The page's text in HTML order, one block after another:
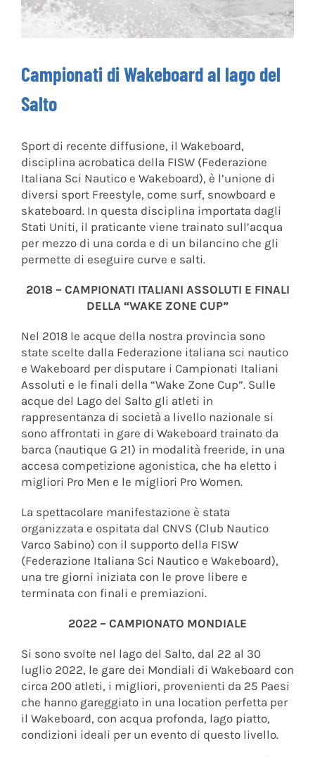
Campionati di Wakeboard al lago del
Salto
Sport di recente diffusione, il Wakeboard,
disciplina acrobatica della FISW (Federazione
Italiana Sci Nautico e Wakeboard), è l’unione di
diversi sport Freestyle, come surf, snowboard e
skateboard. In questa disciplina importata dagli
Stati Uniti, il praticante viene trainato sull’acqua
per mezzo di una corda e di un bilancino che gli
permette di eseguire curve e salti.
2018 – CAMPIONATI ITALIANI ASSOLUTI E FINALI
DELLA “WAKE ZONE CUP”
Nel 2018 le acque della nostra provincia sono
state scelte dalla Federazione italiana sci nautico
e Wakeboard per disputare i Campionati Italiani
Assoluti e le finali della “Wake Zone Cup”. Sulle
acque del Lago del Salto gli atleti in
rappresentanza di società a livello nazionale si
sono affrontati in gare di Wakeboard trainato da
barca (nautique G 21) in modalità freeride, in una
accesa competizione agonistica, che ha eletto i
migliori Pro Men e le migliori Pro Women.
La spettacolare manifestazione è stata
organizzata e ospitata dal CNVS (Club Nautico
Varco Sabino) con il supporto della FISW
(Federazione Italiana Sci Nautico e Wakeboard),
una tre giorni iniziata con le prove libere e
terminata con finali e premiazioni.
2022 – CAMPIONATO MONDIALE
Si sono svolte nel lago del Salto, dal 22 al 30
luglio 2022, le gare dei Mondiali di Wakeboard con
circa 200 atleti, i migliori, provenienti da 25 Paesi
che hanno gareggiato in una location perfetta per
il Wakeboard, con acqua profonda, lago piatto,
condizioni ideali per un evento di questo livello.